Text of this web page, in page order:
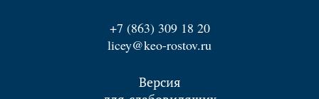
+7 (863) 309 18 20
licey@keo-rostov.ru
Версия